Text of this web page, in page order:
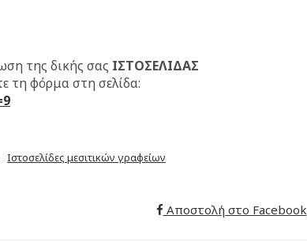
της δικής σας ΙΣΤΟΣΕΛΙΔΑΣ
τη φόρμα στη σελίδα:
Ιστοσελίδες μεσιτικών γραφείων
Αποστολή στο Facebook